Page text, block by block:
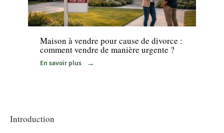
Immo
Maison à vendre pour cause de divorce :
comment vendre de manière urgente ?
En savoir plus
Introduction